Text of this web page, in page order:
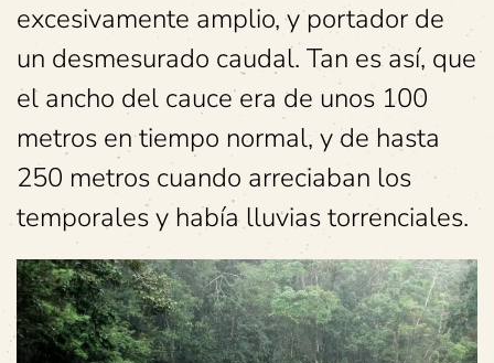
excesivamente amplio, y portador de
un desmesurado caudal. Tan es así, que
el ancho del cauce era de unos 100
metros en tiempo normal, y de hasta
250 metros cuando arreciaban los
temporales y había lluvias torrenciales.